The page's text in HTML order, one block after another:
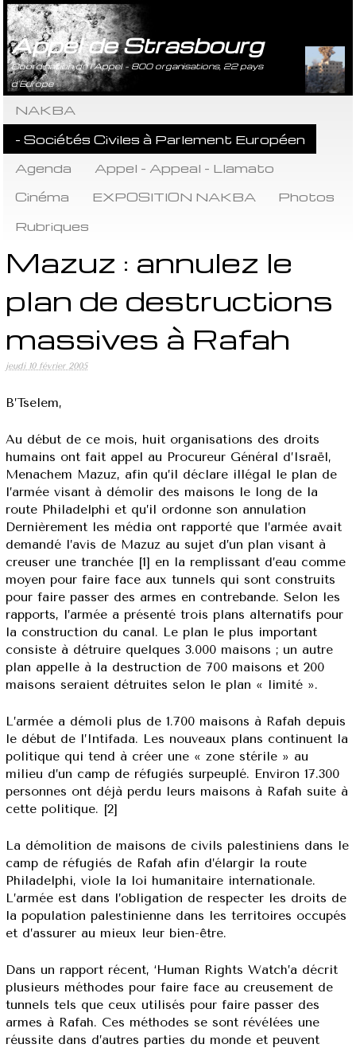
Appel de Strasbourg
Coordination de l’Appel - 800 organisations, 22 pays
d’Europe
NAKBA
- Sociétés Civiles à Parlement Européen
Agenda
Appel - Appeal - Llamato
Cinéma
EXPOSITION NAKBA
Photos
Rubriques
Mazuz : annulez le
plan de destructions
massives à Rafah
jeudi 10 février 2005
B’Tselem,
Au début de ce mois, huit organisations des droits
humains ont fait appel au Procureur Général d’Israël,
Menachem Mazuz, afin qu’il déclare illégal le plan de
l’armée visant à démolir des maisons le long de la
route Philadelphi et qu’il ordonne son annulation
Dernièrement les média ont rapporté que l’armée avait
demandé l’avis de Mazuz au sujet d’un plan visant à
creuser une tranchée [1] en la remplissant d’eau comme
moyen pour faire face aux tunnels qui sont construits
pour faire passer des armes en contrebande. Selon les
rapports, l’armée a présenté trois plans alternatifs pour
la construction du canal. Le plan le plus important
consiste à détruire quelques 3.000 maisons ; un autre
plan appelle à la destruction de 700 maisons et 200
maisons seraient détruites selon le plan « limité ».
L’armée a démoli plus de 1.700 maisons à Rafah depuis
le début de l’Intifada. Les nouveaux plans continuent la
politique qui tend à créer une « zone stérile » au
milieu d’un camp de réfugiés surpeuplé. Environ 17.300
personnes ont déjà perdu leurs maisons à Rafah suite à
cette politique. [2]
La démolition de maisons de civils palestiniens dans le
camp de réfugiés de Rafah afin d’élargir la route
Philadelphi, viole la loi humanitaire internationale.
L’armée est dans l’obligation de respecter les droits de
la population palestinienne dans les territoires occupés
et d’assurer au mieux leur bien-être.
Dans un rapport récent, ‘Human Rights Watch’a décrit
plusieurs méthodes pour faire face au creusement de
tunnels tels que ceux utilisés pour faire passer des
armes à Rafah. Ces méthodes se sont révélées une
réussite dans d’autres parties du monde et peuvent